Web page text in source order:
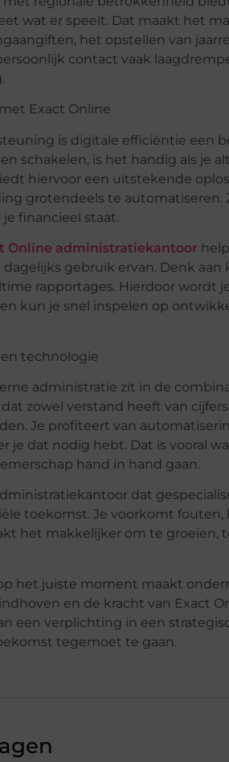
wat er speelt. Dat maakt het
het opstellen van
contact vaak
met Exact Online
is digitale efficiëntie een
schakelen, is het handig als je
hiervoor een uitstekende
grotendeels te
financieel staat.
Online administratiekantoor
dagelijks gebruik ervan. Denk
rapportages. Hierdoor wordt
kun je snel inspelen op
technologie
administratie zit in de
zowel verstand heeft van
Je profiteert van
je dat nodig hebt. Dat is vooral
hand in hand gaan.
dat
toekomst. Je voorkomt
het makkelijker om te groeien,
het juiste moment maakt
en de kracht van Exact
een verplichting in een
tegemoet te gaan.